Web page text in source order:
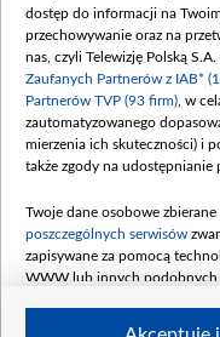
dostęp do informacji na
przechowywanie oraz na
nas, czyli Telewizję Polską
Zaufanych Partnerów z IAB*
Partnerów TVP (93 firm) , w
zautomatyzowanego
mierzenia ich skuteczności) i
także zgody na udostępnianie
Twoje dane osobowe
poszczególnych serwisów
zapisywane za pomocą
WWW lub innych podobnych